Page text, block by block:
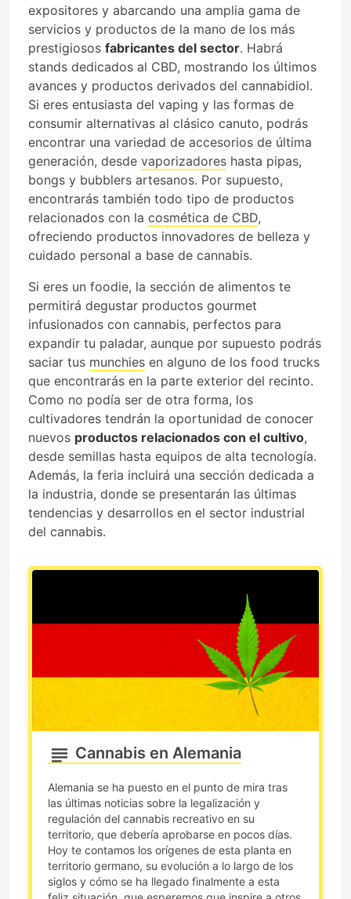
expositores y abarcando una amplia gama de
servicios y productos de la mano de los más
prestigiosos fabricantes del sector. Habrá
stands dedicados al CBD, mostrando los últimos
avances y productos derivados del cannabidiol.
Si eres entusiasta del vaping y las formas de
consumir alternativas al clásico canuto, podrás
encontrar una variedad de accesorios de última
generación, desde vaporizadores hasta pipas,
bongs y bubblers artesanos. Por supuesto,
encontrarás también todo tipo de productos
relacionados con la cosmética de CBD,
ofreciendo productos innovadores de belleza y
cuidado personal a base de cannabis.
Si eres un foodie, la sección de alimentos te
permitirá degustar productos gourmet
infusionados con cannabis, perfectos para
expandir tu paladar, aunque por supuesto podrás
saciar tus munchies en alguno de los food trucks
que encontrarás en la parte exterior del recinto.
Como no podía ser de otra forma, los
cultivadores tendrán la oportunidad de conocer
nuevos productos relacionados con el cultivo,
desde semillas hasta equipos de alta tecnología.
Además, la feria incluirá una sección dedicada a
la industria, donde se presentarán las últimas
tendencias y desarrollos en el sector industrial
del cannabis.
Cannabis en Alemania
Alemania se ha puesto en el punto de mira tras
las últimas noticias sobre la legalización y
regulación del cannabis recreativo en su
territorio, que debería aprobarse en pocos días.
Hoy te contamos los orígenes de esta planta en
territorio germano, su evolución a lo largo de los
siglos y cómo se ha llegado finalmente a esta